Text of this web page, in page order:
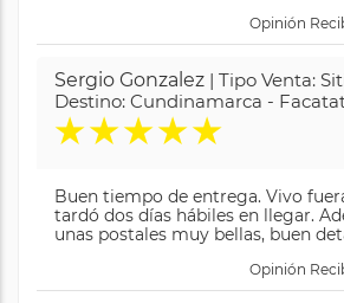
Opinión
Sergio Gonzalez | Tipo Venta:
Destino: Cundinamarca -
★★★★★
Buen tiempo de entrega. Vivo
tardó dos días hábiles en llegar.
unas postales muy bellas, buen
Opinión